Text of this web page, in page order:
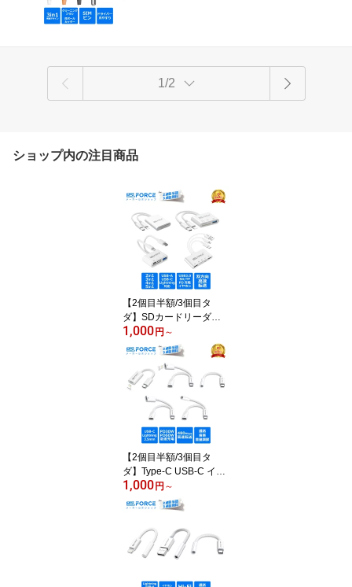
1/2
ショップ内の注目商品
【2個目半額/3個目タ
ダ】SDカードリーダー S
D microSD USB-C USB-
A Ligntning タイプc PD
充電 ファイル 写真 ビデ
オ データ 双方向 高速転
送 2in1/3in1/4in1/5in1 iP
hone16/15/14/13/12/11
PC Android Macbook iM
ac Google Pixel am8265
送料無料
1,000円 ～
【2個目半額/3個目タ
ダ】Type-C USB-C イヤ
ホン変換 変換アダプタラ
イトニング Lightning 3.5
mm PD30W PD60W 急
速充電 データ転送 通話
音楽 Hi-Fi 音量調節 タイ
プC iPhone12/13/1415/1
Book am8262 送料無料
1,000円 ～